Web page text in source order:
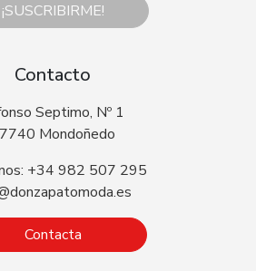
¡SUSCRIBIRME!
Contacto
Septimo, Nº 1
Mondoñedo
+34 982 507 295
Contacta